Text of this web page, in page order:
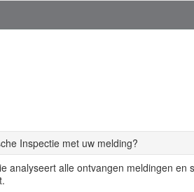
Inspectie met uw melding?
analyseert alle ontvangen meldingen